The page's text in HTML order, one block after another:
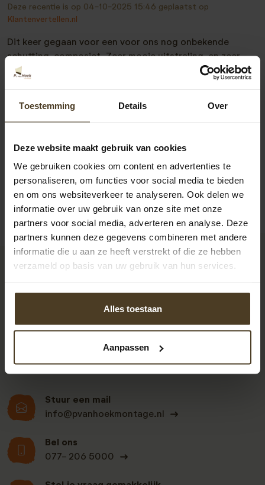
Toestemming Details Over
Deze website maakt gebruik van cookies
We gebruiken cookies om content en advertenties te
personaliseren, om functies voor social media te bieden
en om ons websiteverkeer te analyseren. Ook delen we
informatie over uw gebruik van onze site met onze
partners voor social media, adverteren en analyse. Deze
partners kunnen deze gegevens combineren met andere
informatie die u aan ze heeft verstrekt of die ze hebben
verzameld op basis van uw gebruik van hun services.
Alles toestaan
Aanpassen
Deze recentie is op 04-10-2025 15:46 geplaatst op
Klantenvertellen.nl
Dit keer gegaan voor een voor ons nog onbekende
schutting, composiet. Zeer mooie uitstraling, en zeer
snel en netjes gemonteerd. Wij zijn voor de 2e keer weer
Bekijk alle recensies
Stuur een mail
info@pvanhoekmontage.nl
Bel ons
077- 206 5000
9